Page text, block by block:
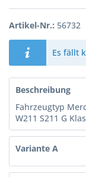
Artikel-Nr.: 56732
Es fällt
Beschreibung
Fahrzeugtyp
W211 S211 G
Variante A